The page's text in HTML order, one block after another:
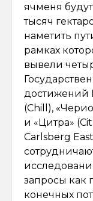
ячменя
тысяч
наметить
рамках
вывели
достижений
(Chill),
и «Цитра»
Carlsberg
запросы как
конечных